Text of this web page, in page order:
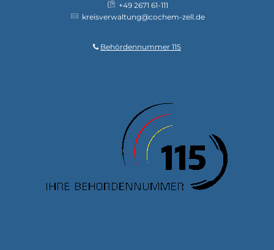
+49 2671 61-111
kreisverwaltung@cochem-zell.de
Behördennummer 115